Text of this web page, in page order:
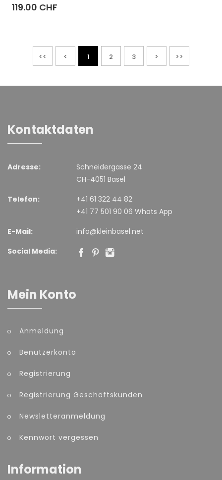
119.00 CHF
<< < 1 2 3 > >>
Kontaktdaten
Adresse:
Schneidergasse 24
CH-4051 Basel
Telefon:
+41 61 322 44 82
+41 77 501 90 06 Whats App
E-Mail:
info@kleinbasel.net
Social Media:
Mein Konto
Anmeldung
Benutzerkonto
Registrierung
Registrierung Geschäftskunden
Newsletteranmeldung
Kennwort vergessen
Information